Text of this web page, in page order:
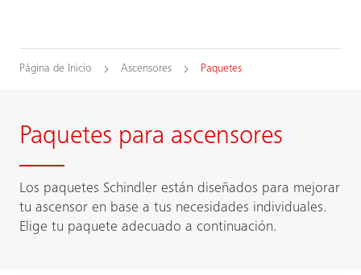
Página de Inicio Ascensores Paquetes
Paquetes para ascensores
Los paquetes Schindler están diseñados para mejorar
tu ascensor en base a tus necesidades individuales.
Elige tu paquete adecuado a continuación.